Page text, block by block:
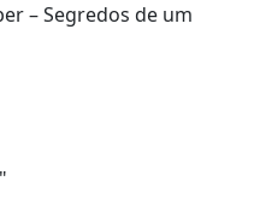
– Segredos de um